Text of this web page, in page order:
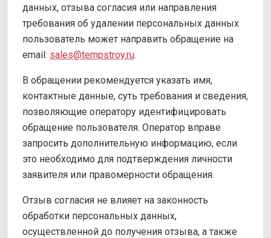
данных, отзыва согласия или направления
требования об удалении персональных данных
пользователь может направить обращение на
email: sales@tempstroy.ru.
В обращении рекомендуется указать имя,
контактные данные, суть требования и сведения,
позволяющие оператору идентифицировать
обращение пользователя. Оператор вправе
запросить дополнительную информацию, если
это необходимо для подтверждения личности
заявителя или правомерности обращения.
Отзыв согласия не влияет на законность
обработки персональных данных,
осуществленной до получения отзыва, а также